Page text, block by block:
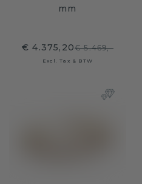
mm
€ 4.375,20€ 5.469,-
Excl. Tax & BTW